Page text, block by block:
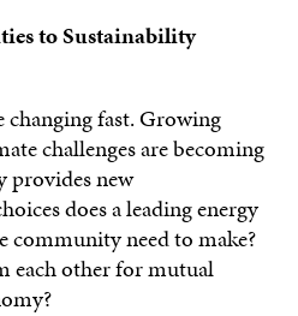
to Sustainability
changing fast. Growing
challenges are becoming
provides new
does a leading energy
community need to make?
each other for mutual